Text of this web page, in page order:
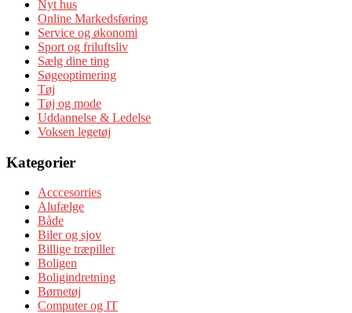
Nyt hus
Online Markedsføring
Service og økonomi
Sport og friluftsliv
Sælg dine ting
Søgeoptimering
Tøj
Tøj og mode
Uddannelse & Ledelse
Voksen legetøj
Kategorier
Acccesorries
Alufælge
Både
Biler og sjov
Billige træpiller
Boligen
Boligindretning
Børnetøj
Computer og IT